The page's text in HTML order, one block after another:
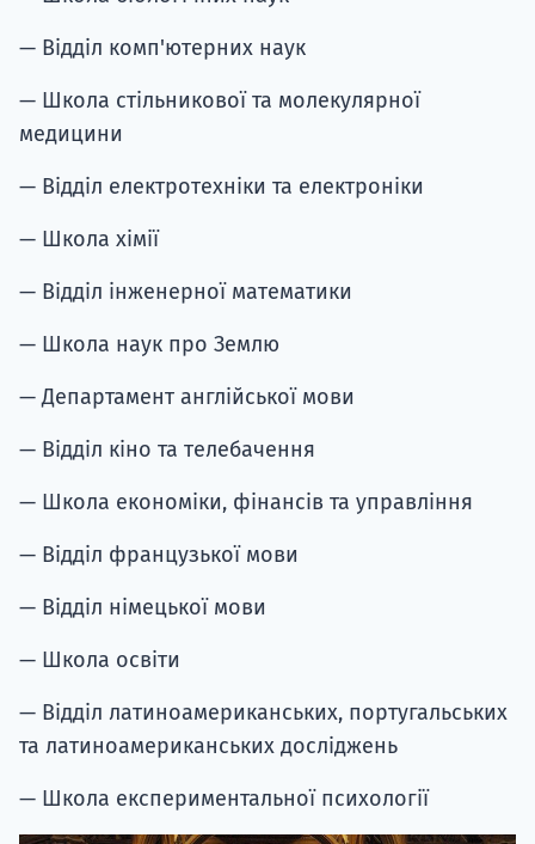
— Відділ комп'ютерних наук
— Школа стільникової та молекулярної
медицини
— Відділ електротехніки та електроніки
— Школа хімії
— Відділ інженерної математики
— Школа наук про Землю
— Департамент англійської мови
— Відділ кіно та телебачення
— Школа економіки, фінансів та управління
— Відділ французької мови
— Відділ німецької мови
— Школа освіти
— Відділ латиноамериканських, португальських
та латиноамериканських досліджень
— Школа експериментальної психології